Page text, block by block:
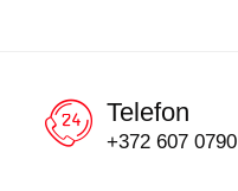
Telefon
+372 607 0790